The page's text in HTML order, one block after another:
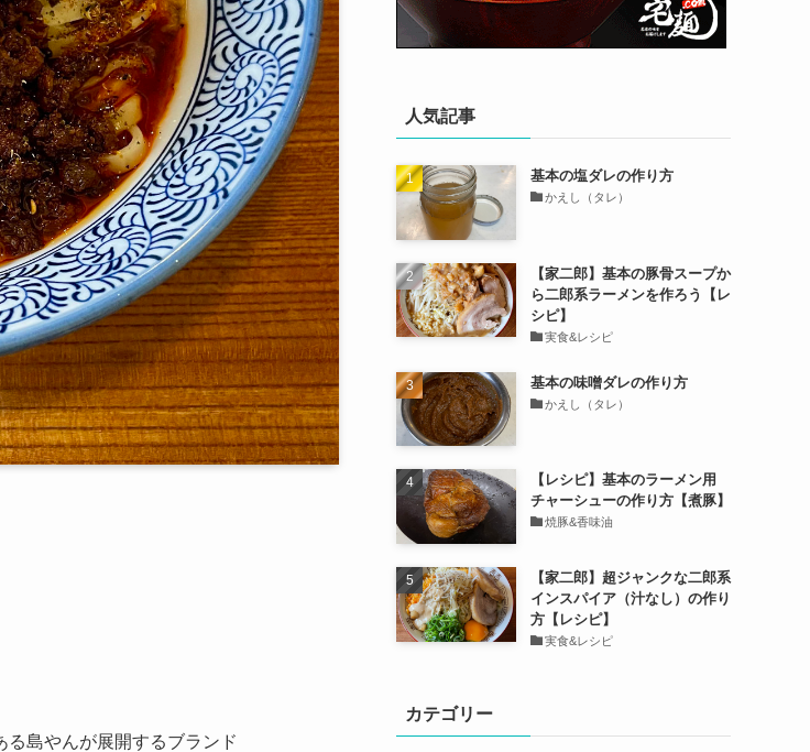
島やんが展開するブランド
人気記事
基本の塩ダレの作り方
かえし（タレ）
【家二郎】基本の豚骨スープか
ら二郎系ラーメンを作ろう【レ
シピ】
実食&レシピ
基本の味噌ダレの作り方
かえし（タレ）
【レシピ】基本のラーメン用
チャーシューの作り方【煮豚】
焼豚&香味油
【家二郎】超ジャンクな二郎系
インスパイア（汁なし）の作り
方【レシピ】
実食&レシピ
カテゴリー